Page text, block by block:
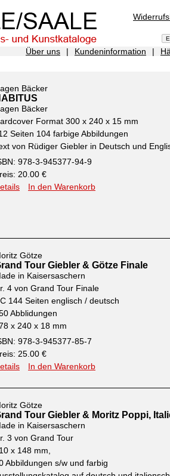
Über uns | Kundeninformation |
Bäcker
Bäcker
Format 300 x 240 x 15 mm
Seiten 104 farbige Abbildungen
von Rüdiger Giebler in Deutsch und
978-3-945377-94-9
20.00 €
In den Warenkorb
Götze
Tour Giebler & Götze Finale
in Kaisersaschern
4 von Grand Tour Finale
144 Seiten englisch / deutsch
Abblidungen
x 240 x 18 mm
978-3-945377-85-7
25.00 €
In den Warenkorb
Götze
Tour Giebler & Moritz Poppi,
in Kaisersaschern
3 von Grand Tour
x 148 mm,
Abbildungen s/w und farbig